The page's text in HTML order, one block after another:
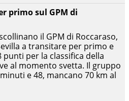
primo sul GPM di
il GPM di Roccaraso,
a transitare per primo e
punti per la classifica della
al momento svetta. Il gruppo
e 48, mancano 70 km al